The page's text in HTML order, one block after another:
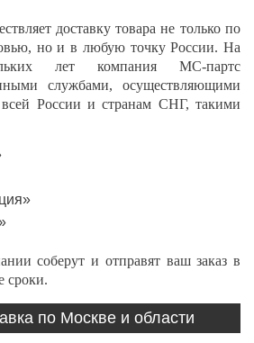
доставку товара не только по
но и в любую точку России. На
лет компания МС-партс
службами, осуществляющими
всей России и странам СНГ, такими
соберут и отправят ваш заказ в
сроки.
по Москве и области